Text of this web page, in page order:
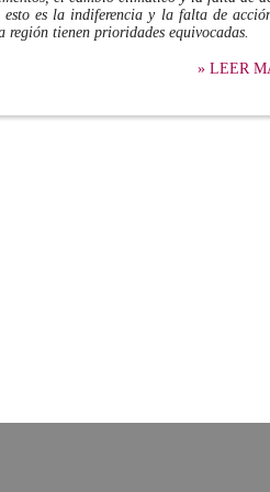
esto es la indiferencia y la falta de
región tienen prioridades equivocadas.
» LEER